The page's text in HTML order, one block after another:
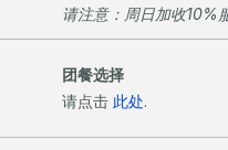
请注意：周日加收10%
团餐选择
请点击 此处.